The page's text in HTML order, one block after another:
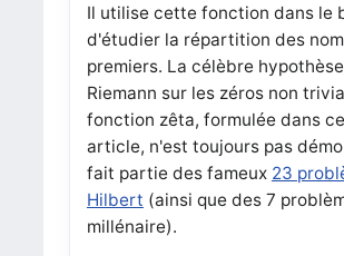
Il utilise cette fonction dans le
d'étudier la répartition des
premiers. La célèbre
Riemann sur les zéros non
fonction zêta, formulée dans
article, n'est toujours pas
fait partie des fameux 23
Hilbert (ainsi que des 7
millénaire).